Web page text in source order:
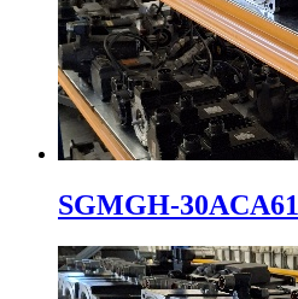
SGMGH-30ACA61